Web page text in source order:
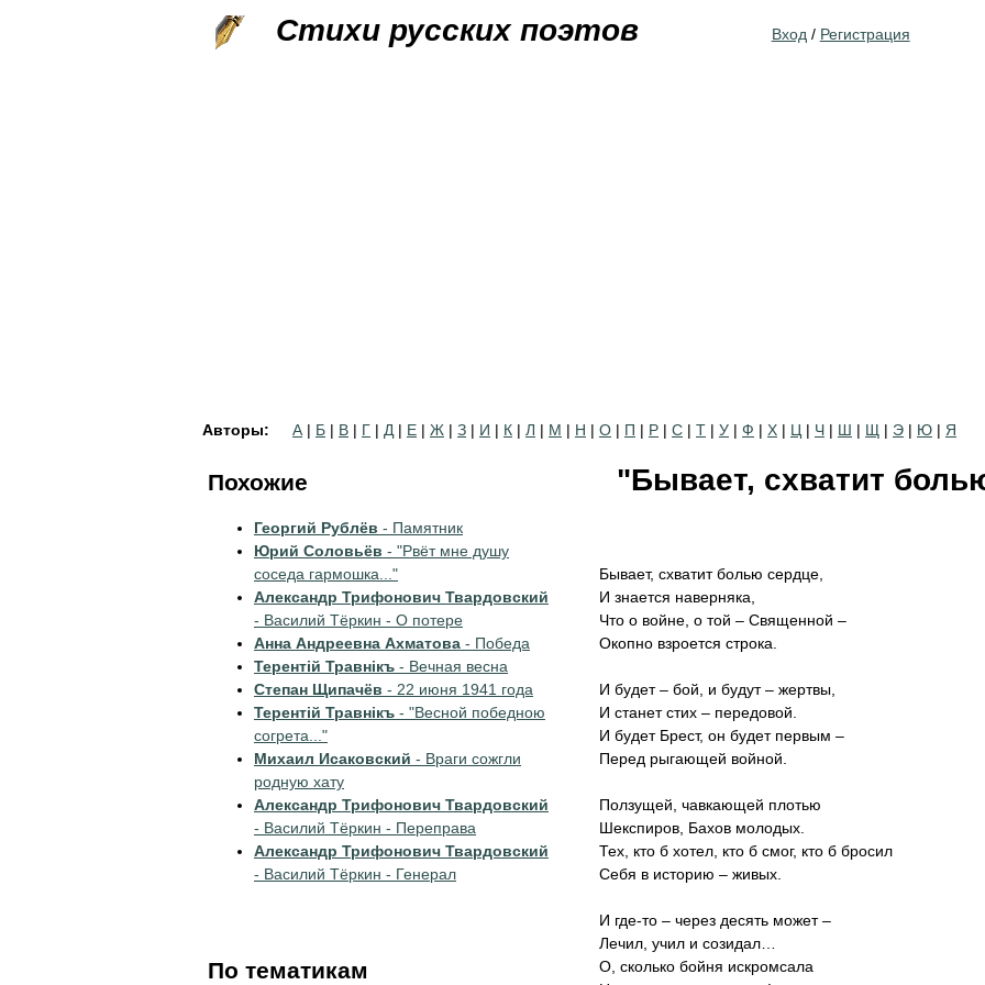
Стихи русских поэтов Вход / Регистрация
Авторы: А | Б | В | Г | Д | Е | Ж | З | И | К | Л | М | Н | О | П | Р | С | Т | У | Ф | Х | Ц | Ч | Ш | Щ | Э | Ю | Я
"Бывает, схватит
Бывает, схватит болью сердце,
И знается наверняка,
Что о войне, о той – Священной –
Окопно взроется строка.
И будет – бой, и будут – жертвы,
И станет стих – передовой.
И будет Брест, он будет первым –
Перед рыгающей войной.
Ползущей, чавкающей плотью
Шекспиров, Бахов молодых.
Тех, кто б хотел, кто б смог, кто б бросил
Себя в историю – живых.
И где-то – через десять может –
Лечил, учил и созидал…
О, сколько бойня искромсала
Похожие
Георгий Рублёв - Памятник
Юрий Соловьёв - "Рвёт мне душу
соседа гармошка..."
Александр Трифонович Твардовский
- Василий Тёркин - О потере
Анна Андреевна Ахматова - Победа
Терентiй Травнiкъ - Вечная весна
Степан Щипачёв - 22 июня 1941 года
Терентiй Травнiкъ - "Весной победною
согрета..."
Михаил Исаковский - Враги сожгли
родную хату
Александр Трифонович Твардовский
- Василий Тёркин - Переправа
Александр Трифонович Твардовский
- Василий Тёркин - Генерал
По тематикам